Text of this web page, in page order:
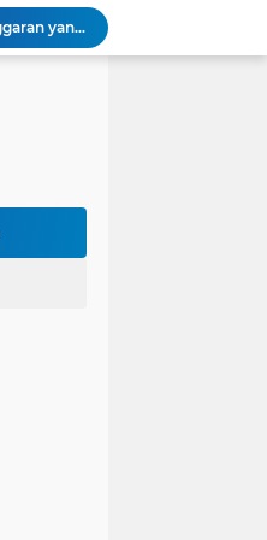
Raih IKPA 100, Polresta Bukittinggi Buktikan Pengelolaan Anggaran yang Profesional dan Akuntabel
Polresta Bukittinggi Gelar Upacara Sertijab Sejumlah Pejabat dan laporan Kenaikan Pangkat Pengabdian
Penguatan Akuntabilitas dan Tata Kelola, Polresta Bukittinggi Terima Audit Kinerja dari Tim BPK RI